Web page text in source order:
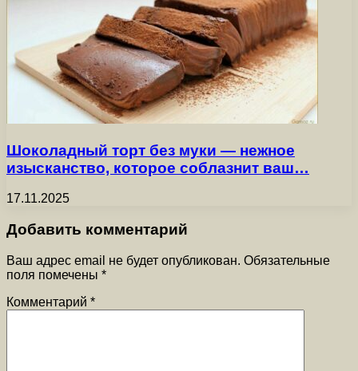
Шоколадный торт без муки — нежное
изысканство, которое соблазнит ваш…
17.11.2025
Добавить комментарий
Ваш адрес email не будет опубликован. Обязательные
поля помечены *
Комментарий *